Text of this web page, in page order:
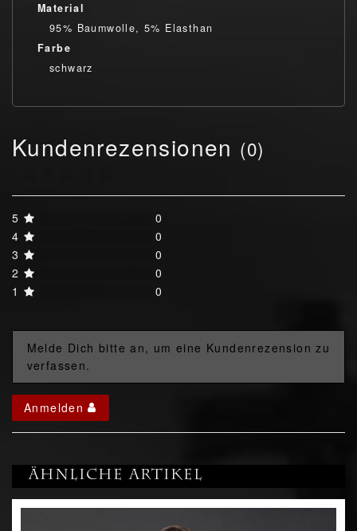
Material
95% Baumwolle, 5% Elasthan
Farbe
schwarz
Kundenrezensionen (0)
5
0
4
0
3
0
2
0
1
0
Melde Dich bitte an, um eine Kundenrezension zu
verfassen.
Anmelden
Ähnliche Artikel